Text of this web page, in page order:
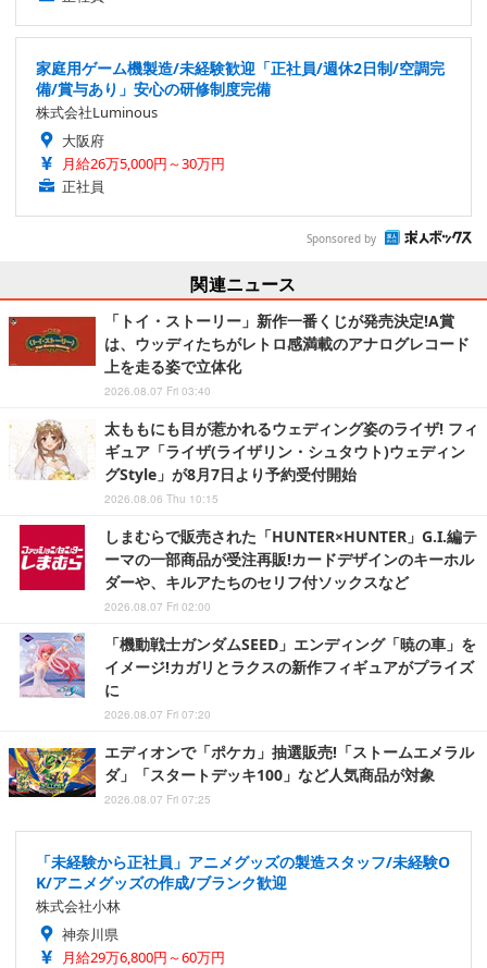
家庭用ゲーム機製造/未経験歓迎「正社員/週休2日制/空調完
備/賞与あり」安心の研修制度完備
株式会社Luminous
大阪府
月給26万5,000円～30万円
正社員
Sponsored by
関連ニュース
「トイ・ストーリー」新作一番くじが発売決定!A賞
は、ウッディたちがレトロ感満載のアナログレコード
上を走る姿で立体化
2026.08.07 Fri 03:40
太ももにも目が惹かれるウェディング姿のライザ! フィ
ギュア「ライザ(ライザリン・シュタウト)ウェディン
グStyle」が8月7日より予約受付開始
2026.08.06 Thu 10:15
しまむらで販売された「HUNTER×HUNTER」G.I.編テ
ーマの一部商品が受注再販!カードデザインのキーホル
ダーや、キルアたちのセリフ付ソックスなど
2026.08.07 Fri 02:00
「機動戦士ガンダムSEED」エンディング「暁の車」を
イメージ!カガリとラクスの新作フィギュアがプライズ
に
2026.08.07 Fri 07:20
エディオンで「ポケカ」抽選販売!「ストームエメラル
ダ」「スタートデッキ100」など人気商品が対象
2026.08.07 Fri 07:25
「未経験から正社員」アニメグッズの製造スタッフ/未経験O
K/アニメグッズの作成/ブランク歓迎
株式会社小林
神奈川県
月給29万6,800円～60万円